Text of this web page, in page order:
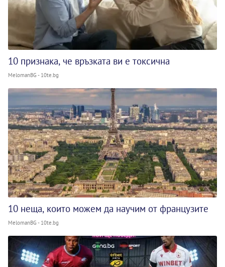
10 признака, че връзката ви е токсична
MelomanBG - 10te.bg
10 неща, които можем да научим от французите
MelomanBG - 10te.bg